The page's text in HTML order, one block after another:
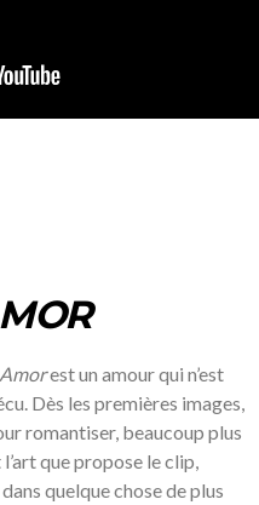
est un amour qui n’est
Dès les premières images,
romantiser, beaucoup plus
que propose le clip,
dans quelque chose de plus